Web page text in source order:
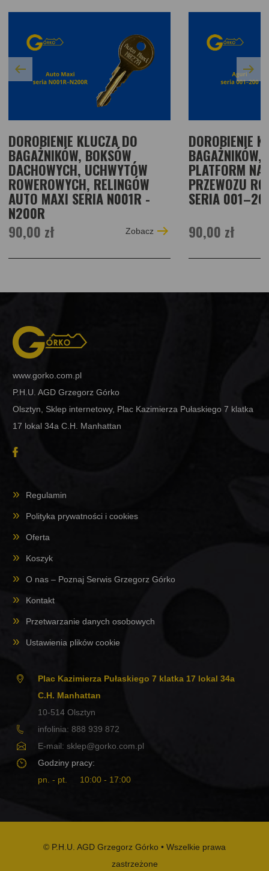
DOROBIENIE KLUCZA DO
BAGAŻNIKÓW, BOKSÓW
DACHOWYCH, UCHWYTÓW
ROWEROWYCH, RELINGÓW
AUTO MAXI SERIA N001R -
N200R
90,00 zł
Zobacz
DOROBIENIE
BAGAŻNIKÓW,
PLATFORM
PRZEWOZU
SERIA
90,00 zł
www.gorko.com.pl
P.H.U. AGD Grzegorz Górko
Olsztyn, Sklep internetowy, Plac Kazimierza Pułaskiego 7 klatka
17 lokal 34a C.H. Manhattan
Regulamin
Polityka prywatności i cookies
Oferta
Koszyk
O nas – Poznaj Serwis Grzegorz Górko
Kontakt
Przetwarzanie danych osobowych
Ustawienia plików cookie
Plac Kazimierza Pułaskiego 7 klatka 17 lokal 34a
C.H. Manhattan
10-514 Olsztyn
infolinia: 888 939 872
E-mail: sklep@gorko.com.pl
Godziny pracy:
pn. - pt.
10:00 - 17:00
© P.H.U. AGD Grzegorz Górko • Wszelkie prawa
zastrzeżone